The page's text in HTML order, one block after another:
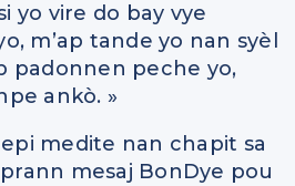
yo vire do bay vye
m’ap tande yo nan syèl
padonnen peche yo,
ankò. »
medite nan chapit sa
mesaj BonDye pou